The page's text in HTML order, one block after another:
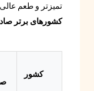
تمیزتر و طعم
کشورهای برتر
کشور